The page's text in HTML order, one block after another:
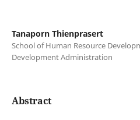
Tanaporn Thienprasert
School of Human Resource
Development Administration
Abstract